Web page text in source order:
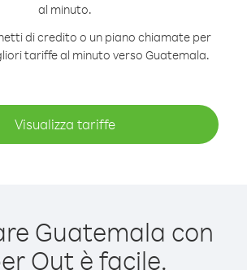
al minuto.
di credito o un piano chiamate per
tariffe al minuto verso Guatemala.
Visualizza tariffe
Guatemala con
Out è facile.